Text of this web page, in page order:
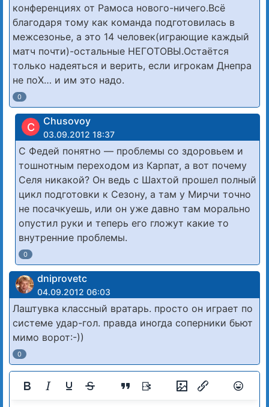
конференциях от Рамоса нового-ничего.Всё
благодаря тому как команда подготовилась в
межсезонье, а это 14 человек(играющие каждый
матч почти)-остальные НЕГОТОВЫ.Остаётся
только надеяться и верить, если игрокам Днепра
не поХ… и им это надо.
0
C Chusovoy
03.09.2012 18:37
С Федей понятно — проблемы со здоровьем и
тошнотным переходом из Карпат, а вот почему
Селя никакой? Он ведь с Шахтой прошел полный
цикл подготовки к Сезону, а там у Мирчи точно
не посачкуешь, или он уже давно там морально
опустил руки и теперь его гложут какие то
внутренние проблемы.
0
dniprovetc
04.09.2012 06:03
Лаштувка классный вратарь. просто он играет по
системе удар-гол. правда иногда соперники бьют
мимо ворот:-))
0